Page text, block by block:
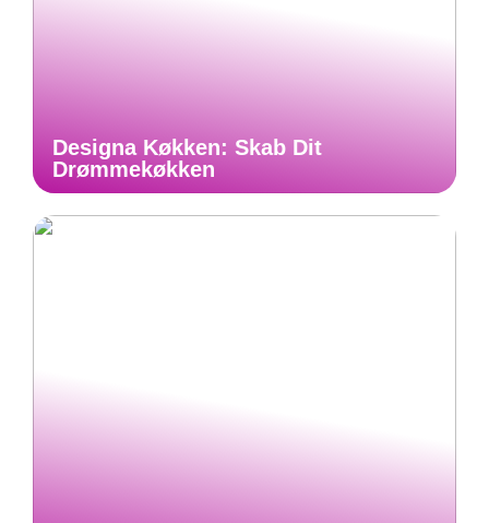
Designa Køkken: Skab Dit
Drømmekøkken